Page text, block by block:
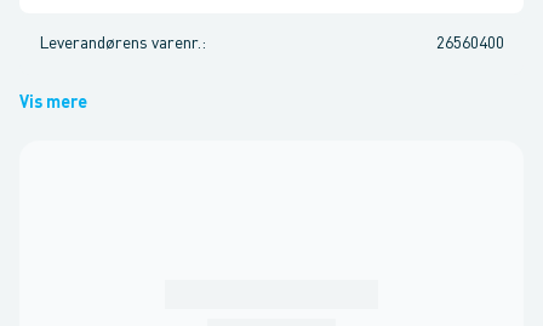
Leverandørens varenr. : 26560400
Vis mere